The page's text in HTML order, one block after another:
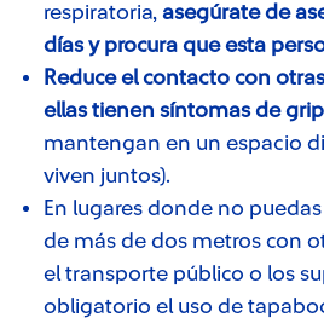
respiratoria, asegúrate de
días y procura que esta
Reduce el contacto con
ellas tienen síntomas de
mantengan en un espacio
viven juntos).
En lugares donde no
de más de dos metros con
el transporte público o los
obligatorio el uso de